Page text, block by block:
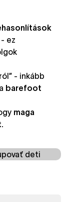
ez
- inkább
barefoot
maga